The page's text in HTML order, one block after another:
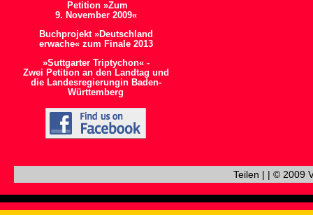
Petition »Zum
9. November 2009«
Buchprojekt »Deutschland
erwache« zum Finale 2013
»Suttgarter Triptychon« -
Zwei Petition an den Landtag und
die Landesregierungin Baden-
Württemberg
Teilen | | © 2009